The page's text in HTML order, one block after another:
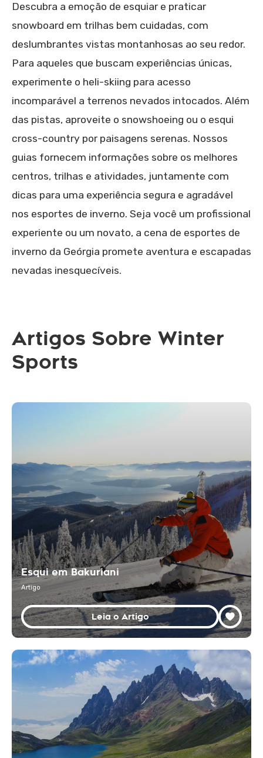
Descubra a emoção de esquiar e praticar
snowboard em trilhas bem cuidadas, com
deslumbrantes vistas montanhosas ao seu redor.
Para aqueles que buscam experiências únicas,
experimente o heli-skiing para acesso
incomparável a terrenos nevados intocados. Além
das pistas, aproveite o snowshoeing ou o esqui
cross-country por paisagens serenas. Nossos
guias fornecem informações sobre os melhores
centros, trilhas e atividades, juntamente com
dicas para uma experiência segura e agradável
nos esportes de inverno. Seja você um profissional
experiente ou um novato, a cena de esportes de
inverno da Geórgia promete aventura e escapadas
nevadas inesquecíveis.
Artigos Sobre Winter
Sports
Esqui em Bakuriani
Artigo
Leia o Artigo